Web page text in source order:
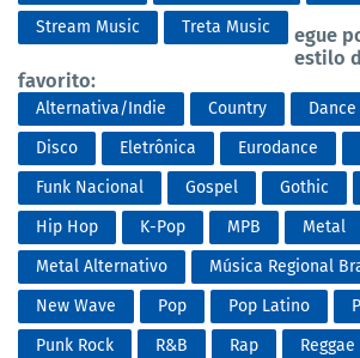
Stream Music
Treta Music
egue
estilo
favorito:
Alternativa/Indie Country Dance
Disco
Eletrônica Eurodance
Funk Nacional
Gospel Gothic
Hip Hop
K-Pop MPB
Metal
Metal Alternativo
Música Regional
New Wave
Pop Pop Latino
Punk Rock
R&B Rap Reggae